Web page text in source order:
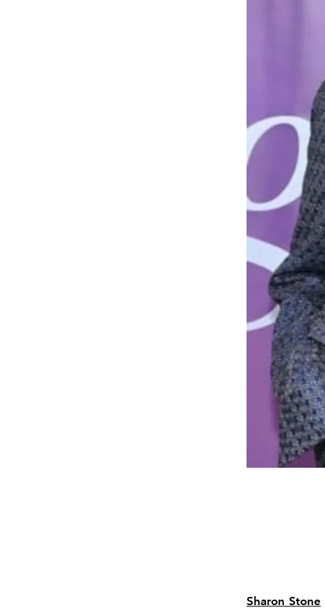
Sharon Stone